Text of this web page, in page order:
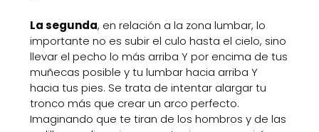
La segunda, en relación a la zona lumbar, lo
importante no es subir el culo hasta el cielo, sino
llevar el pecho lo más arriba Y por encima de tus
muñecas posible y tu lumbar hacia arriba Y
hacia tus pies. Se trata de intentar alargar tu
tronco más que crear un arco perfecto.
Imaginando que te tiran de los hombros y de las